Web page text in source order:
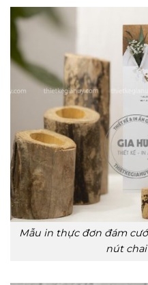
Mẫu in thực đơn đám
nút